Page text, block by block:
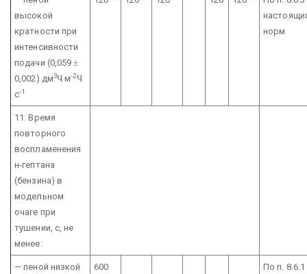
высокой
кратности при
интенсивности
подачи (0,059±
0,002) дм3Ч м-2Ч
с-1
норм
11. Время
повторного
воспламенения
н-гептана
(бензина) в
модельном
очаге при
тушении, с, не
менее:
— пеной низкой
600
По п. 8.6.1